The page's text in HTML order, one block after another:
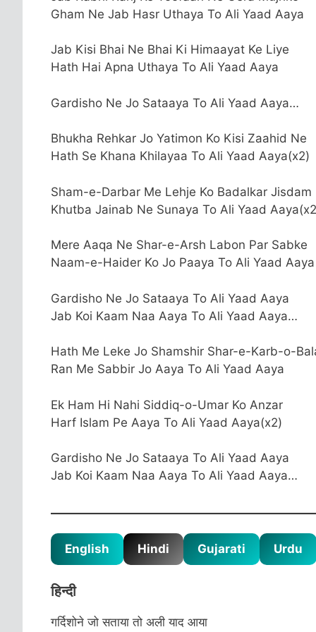
Gham Ne Jab Hasr Uthaya To Ali Yaad Aaya
Jab Kisi Bhai Ne Bhai Ki Himaayat Ke Liye
Hath Hai Apna Uthaya To Ali Yaad Aaya
Gardisho Ne Jo Sataaya To Ali Yaad Aaya…
Bhukha Rehkar Jo Yatimon Ko Kisi Zaahid Ne
Hath Se Khana Khilayaa To Ali Yaad Aaya(x2)
Sham-e-Darbar Me Lehje Ko Badalkar Jisdam
Khutba Jainab Ne Sunaya To Ali Yaad
Mere Aaqa Ne Shar-e-Arsh Labon Par Sabke
Naam-e-Haider Ko Jo Paaya To Ali Yaad Aaya
Gardisho Ne Jo Sataaya To Ali Yaad Aaya
Jab Koi Kaam Naa Aaya To Ali Yaad Aaya…
Hath Me Leke Jo Shamshir Shar-e-Karb-o-
Ran Me Sabbir Jo Aaya To Ali Yaad Aaya
Ek Ham Hi Nahi Siddiq-o-Umar Ko Anzar
Harf Islam Pe Aaya To Ali Yaad Aaya(x2)
Gardisho Ne Jo Sataaya To Ali Yaad Aaya
Jab Koi Kaam Naa Aaya To Ali Yaad Aaya…
English Hindi Gujarati Urdu
हिन्दी
गर्दिशोने जो सताया तो अली याद आया